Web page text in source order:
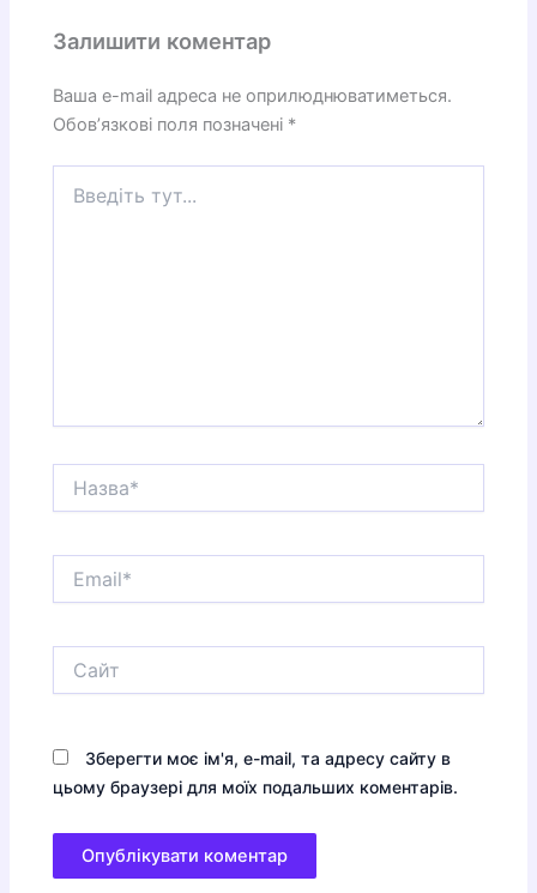
Залишити коментар
Ваша e-mail адреса не оприлюднюватиметься.
Обов’язкові поля позначені *
тут...
Зберегти моє ім'я, e-mail, та адресу сайту в
цьому браузері для моїх подальших коментарів.